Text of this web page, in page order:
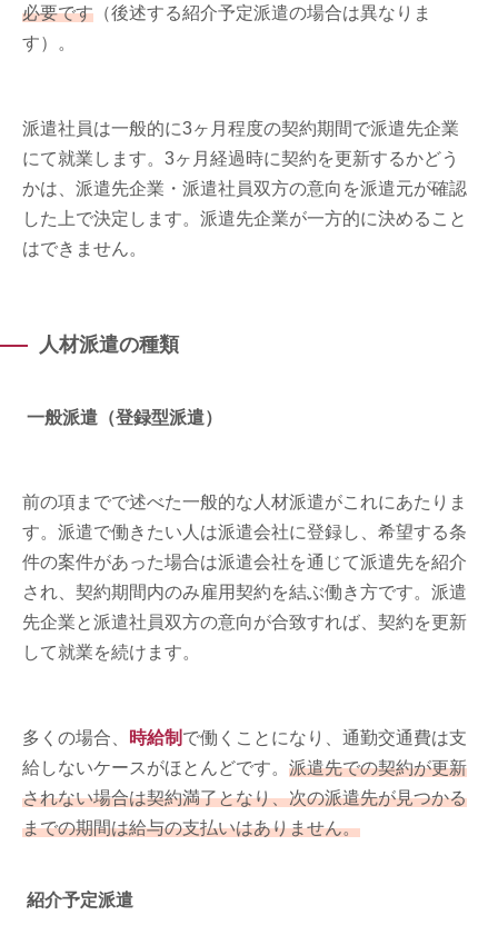
必要です （後述する紹介予定派遣の場合は異なりま
す）。
派遣社員は一般的に3ヶ月程度の契約期間で派遣先企業
にて就業します。3ヶ月経過時に契約を更新するかどう
かは、派遣先企業・派遣社員双方の意向を派遣元が確認
した上で決定します。派遣先企業が一方的に決めること
はできません。
人材派遣の種類
一般派遣（登録型派遣）
前の項までで述べた一般的な人材派遣がこれにあたりま
す。派遣で働きたい人は派遣会社に登録し、希望する条
件の案件があった場合は派遣会社を通じて派遣先を紹介
され、契約期間内のみ雇用契約を結ぶ働き方です。派遣
先企業と派遣社員双方の意向が合致すれば、契約を更新
して就業を続けます。
多くの場合、 時給制 で働くことになり、通勤交通費は支
給しないケースがほとんどです。 派遣先での契約が更新
されない場合は契約満了となり、次の派遣先が見つかる
までの期間は給与の支払いはありません。
紹介予定派遣